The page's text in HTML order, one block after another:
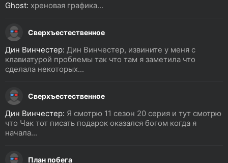
Ghost: хреновая графика...
Сверхъестественное
Дин Винчестер: Дин Винчестер, извините у меня с
клавиатурой проблемы так что там я заметила что
сделала некоторых...
Сверхъестественное
Дин Винчестер: Я смотрю 11 сезон 20 серия и тут смотрю
что Чак тот писать подарок оказался богом когда я
начала...
План побега